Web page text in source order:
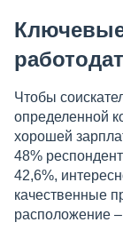
Чтобы
определенной
хорошей
48%
42,6%,
качественные
расположение